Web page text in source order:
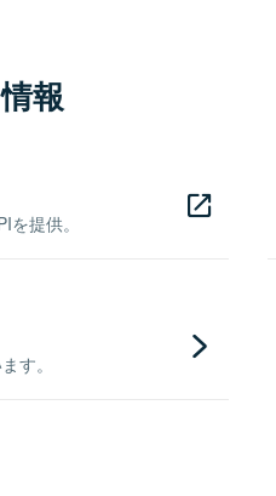
報
提供。
す。